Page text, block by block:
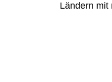
Ländern mit